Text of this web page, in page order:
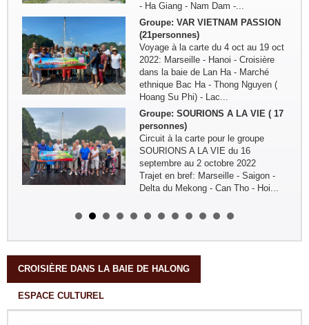
- Ha Giang - Nam Dam -...
Groupe: VAR VIETNAM PASSION
(21personnes)
Voyage à la carte du 4 oct au 19 oct
2022: Marseille - Hanoi - Croisière
dans la baie de Lan Ha - Marché
ethnique Bac Ha - Thong Nguyen (
Hoang Su Phi) - Lac...
Groupe: SOURIONS A LA VIE ( 17
personnes)
Circuit à la carte pour le groupe
SOURIONS A LA VIE du 16
septembre au 2 octobre 2022
Trajet en bref: Marseille - Saigon -
Delta du Mekong - Can Tho - Hoi...
et Carole
nuits) : Paris - Ho Chi Minh Ville -
Phu Quoc ( 4jours) - Ha Tien - Chau
Doc - Long Xuyen - Can Tho - Cho
Frederic 04personnes
CROISIÈRE DANS LA BAIE DE HALONG
ESPACE CULTUREL